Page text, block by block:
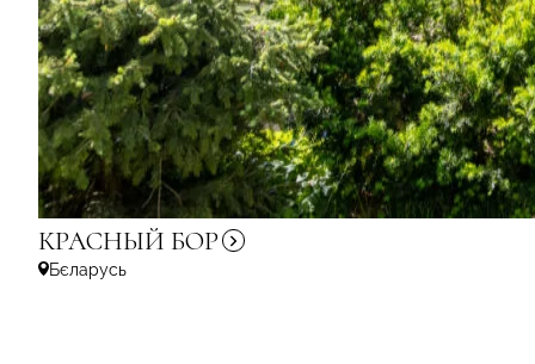
КРАСНЫЙ БОР
Бєларусь